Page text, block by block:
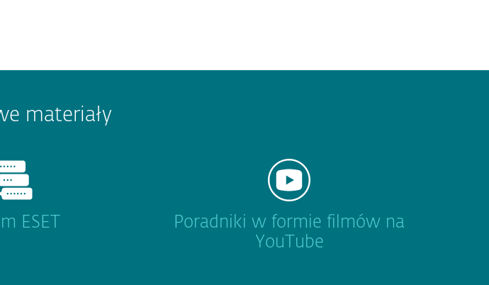
materiały
ESET
Poradniki w formie filmów na
YouTube